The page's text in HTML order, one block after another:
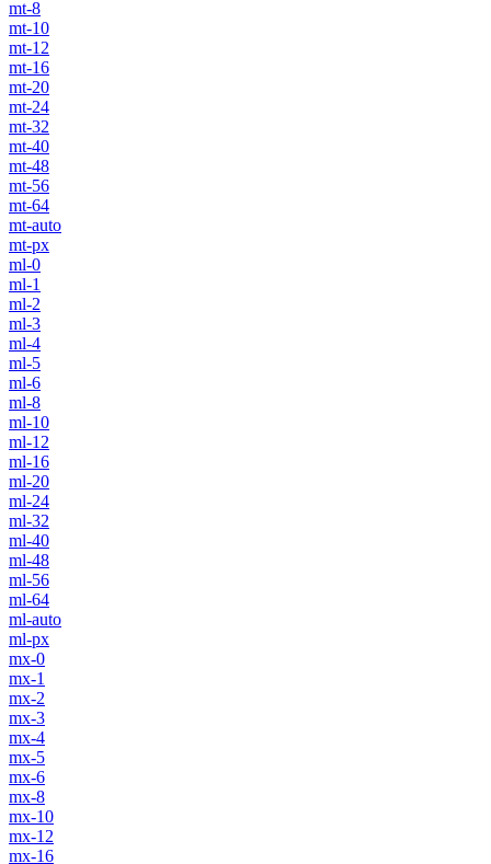
mt-8
mt-10
mt-12
mt-16
mt-20
mt-24
mt-32
mt-40
mt-48
mt-56
mt-64
mt-auto
mt-px
ml-0
ml-1
ml-2
ml-3
ml-4
ml-5
ml-6
ml-8
ml-10
ml-12
ml-16
ml-20
ml-24
ml-32
ml-40
ml-48
ml-56
ml-64
ml-auto
ml-px
mx-0
mx-1
mx-2
mx-3
mx-4
mx-5
mx-6
mx-8
mx-10
mx-12
mx-16